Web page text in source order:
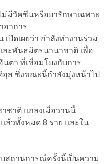
ม่มีวัคซีนหรือยารักษาเฉพาะ
อาการ
ปิดเผยว่า กำลังทำงานร่วม
ละพันธมิตรนานาชาติ เพื่อ
ตา ที่เชื่อมโยงกับการ
อุส ซึ่งขณะนี้กำลังมุ่งหน้าไป
ชาติ แถลงเมื่อวานนี้
ล้วทั้งหมด 8 ราย และใน
สถานการณ์ครั้งนี้เป็นความ